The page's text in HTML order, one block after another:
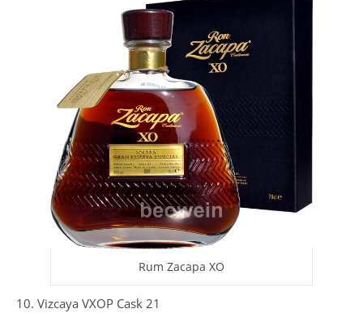
Rum Zacapa XO
10. Vizcaya VXOP Cask 21